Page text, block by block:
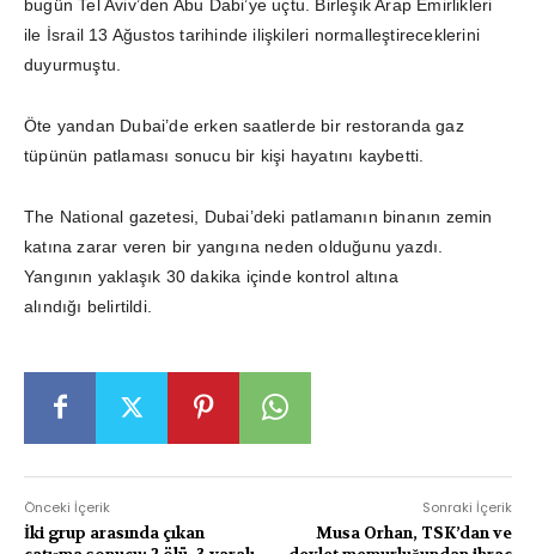
bugün Tel Aviv’den Abu Dabi’ye uçtu. Birleşik Arap Emirlikleri
ile İsrail 13 Ağustos tarihinde ilişkileri normalleştireceklerini
duyurmuştu.
Öte yandan Dubai’de erken saatlerde bir restoranda gaz
tüpünün patlaması sonucu bir kişi hayatını kaybetti.
The National gazetesi, Dubai’deki patlamanın binanın zemin
katına zarar veren bir yangına neden olduğunu yazdı.
Yangının yaklaşık 30 dakika içinde kontrol altına
alındığı belirtildi.
Önceki İçerik
İki grup arasında çıkan
Sonraki İçerik
Musa Orhan, TSK’dan ve